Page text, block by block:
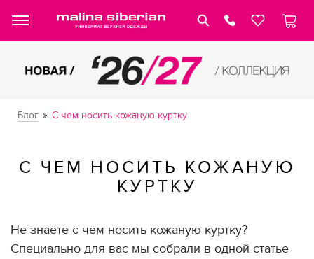
Блог » С чем носить кожаную куртку
С ЧЕМ НОСИТЬ КОЖАНУЮ
КУРТКУ
Не знаете с чем носить кожаную куртку?
Специально для вас мы собрали в одной статье